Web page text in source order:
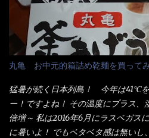
う。 事前にググって調べたら、やっ
文方法としてあるらしい。 それと店
者も居るらしい云う事。 そこでラ
配慮でもある。 11:20 店内に入り
シで！』と注文したら、近場にいた
た顔『湯なし？』（これだ全く理解
の若い女性店員が『いい！いい！！
た。 でサッサと、木桶を用意してう
た。 な～るほど、この事か・・・ で
丸亀 お中元的箱詰め乾麺を買って
猛暑が続く日本列島！ 今年は41℃
ー！ですよね！ その温度にプラス
倍増～ 私は2016年6月にラスベガス
に暑いよ！ でもベタベタ感は無いし